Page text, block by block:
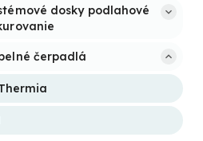
dosky podlahové
čerpadlá